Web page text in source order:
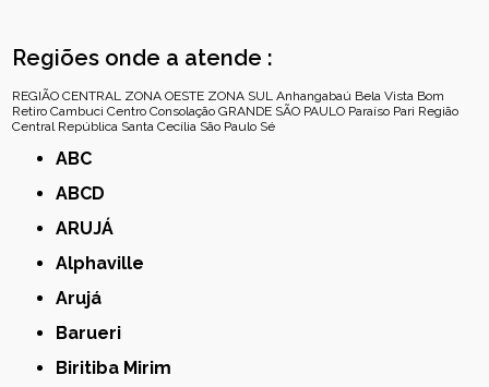
Regiões onde a atende :
REGIÃO CENTRAL ZONA OESTE ZONA SUL Anhangabaú Bela Vista Bom
Retiro Cambuci Centro Consolação GRANDE SÃO PAULO Paraíso Pari Região
Central República Santa Cecília São Paulo Sé
ABC
ABCD
ARUJÁ
Alphaville
Arujá
Barueri
Biritiba Mirim